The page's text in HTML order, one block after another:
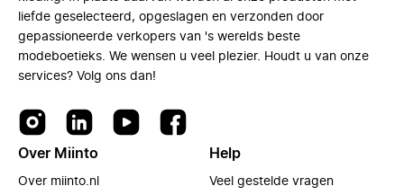
liefde geselecteerd, opgeslagen en verzonden door
gepassioneerde verkopers van 's werelds beste
modeboetieks. We wensen u veel plezier. Houdt u van onze
services? Volg ons dan!
Over Miinto
Over miinto.nl
Help
Veel gestelde vragen